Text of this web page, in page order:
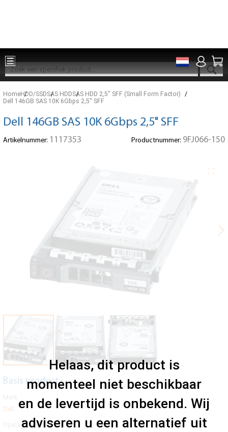
HomeHDD/SSDSAS HDDSAS HDD 2,5" SFF (Small Form Factor)
Dell 146GB SAS 10K 6Gbps 2,5" SFF
Dell 146GB SAS 10K 6Gbps 2,5" SFF
Artikelnummer: 1117353 Productnummer: 9FJ066-150
Basis product
Dell
Opslag capiciteit
Helaas, dit product is
momenteel niet beschikbaar
en de levertijd is onbekend. Wij
adviseren u een alternatief uit